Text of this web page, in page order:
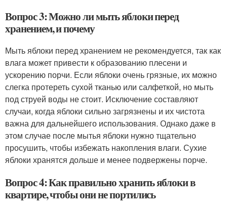
Вопрос 3: Можно ли мыть яблоки перед
хранением, и почему
Мыть яблоки перед хранением не рекомендуется, так как
влага может привести к образованию плесени и
ускорению порчи. Если яблоки очень грязные, их можно
слегка протереть сухой тканью или салфеткой, но мыть
под струей воды не стоит. Исключение составляют
случаи, когда яблоки сильно загрязнены и их чистота
важна для дальнейшего использования. Однако даже в
этом случае после мытья яблоки нужно тщательно
просушить, чтобы избежать накопления влаги. Сухие
яблоки хранятся дольше и менее подвержены порче.
Вопрос 4: Как правильно хранить яблоки в
квартире, чтобы они не портились